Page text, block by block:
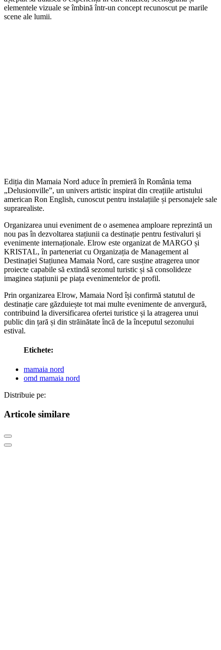
elementele vizuale se îmbină într-un concept recunoscut pe marile
scene ale lumii.
Ediția din Mamaia Nord aduce în premieră în România tema
„Delusionville”, un univers artistic inspirat din creațiile artistului
american Ron English, cunoscut pentru instalațiile și personajele sale
suprarealiste.
Organizarea unui eveniment de o asemenea amploare reprezintă un
nou pas în dezvoltarea stațiunii ca destinație pentru festivaluri și
evenimente internaționale. Elrow este organizat de MARGO și
KRISTAL, în parteneriat cu Organizația de Management al
Destinației Stațiunea Mamaia Nord, care susține atragerea unor
proiecte capabile să extindă sezonul turistic și să consolideze
imaginea stațiunii pe piața evenimentelor de profil.
Prin organizarea Elrow, Mamaia Nord își confirmă statutul de
destinație care găzduiește tot mai multe evenimente de anvergură,
contribuind la diversificarea ofertei turistice și la atragerea unui
public din țară și din străinătate încă de la începutul sezonului
estival.
Etichete:
mamaia nord
omd mamaia nord
Distribuie pe:
Articole similare